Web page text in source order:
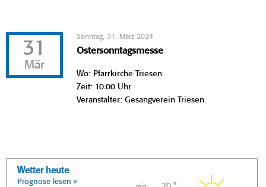
31
Mär
Sonntag, 31. März 2024
Ostersonntagsmesse
Wo: Pfarrkirche Triesen
Zeit: 10.00 Uhr
Veranstalter: Gesangverein Triesen
Wetter heute
Prognose lesen »